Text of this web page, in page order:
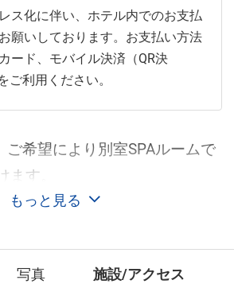
ス化に伴い、ホテル内でのお支払
願いしております。お支払い方法
ード、モバイル決済（QR決
ご利用ください。
もっと見る
希望により別室SPAルームで
ます。
写真 施設/アクセス